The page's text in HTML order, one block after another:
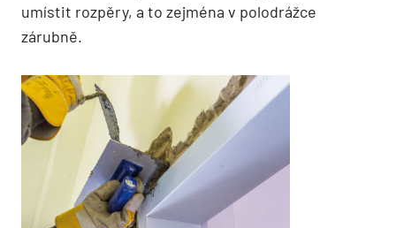
umístit rozpěry, a to zejména v polodrážce
zárubně.